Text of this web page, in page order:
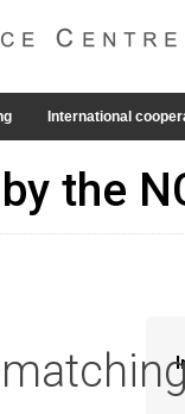
International
the